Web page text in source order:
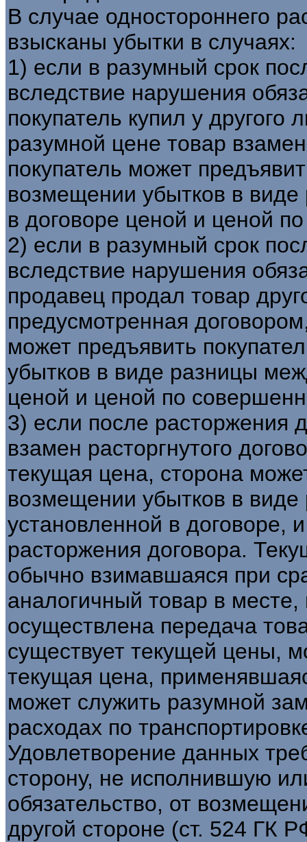
В случае одностороннего
взысканы убытки в случаях:
1) если в разумный срок
вследствие нарушения
покупатель купил у
разумной цене товар
покупатель может
возмещении убытков в
в договоре ценой и ценой
2) если в разумный срок
вследствие нарушения
продавец продал товар
предусмотренная
может предъявить
убытков в виде разницы
ценой и ценой по
3) если после расторжения
взамен расторгнутого
текущая цена, сторона
возмещении убытков в
установленной в договоре,
расторжения договора.
обычно взимавшаяся при
аналогичный товар в
осуществлена передача
существует текущей цены,
текущая цена,
может служить разумной
расходах по
Удовлетворение данных
сторону, не исполнившую
обязательство, от
другой стороне (ст. 524 ГК